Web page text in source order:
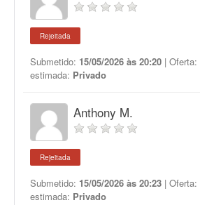
Rejeitada
Submetido: 15/05/2026 às 20:20 | Oferta:
estimada: Privado
Anthony M.
Rejeitada
Submetido: 15/05/2026 às 20:23 | Oferta:
estimada: Privado